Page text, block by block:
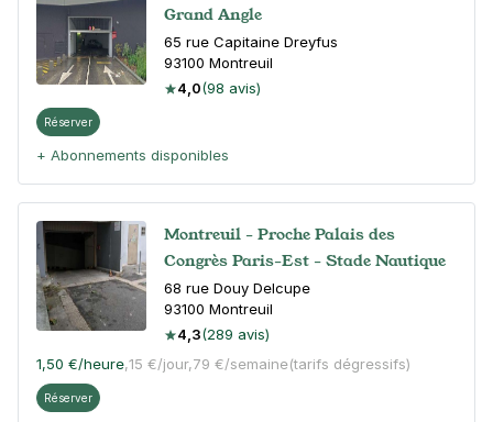
Grand Angle
65 rue Capitaine Dreyfus
93100 Montreuil
4,0(98 avis)
Réserver
+ Abonnements disponibles
Montreuil - Proche Palais des
Congrès Paris-Est - Stade Nautique
68 rue Douy Delcupe
93100 Montreuil
4,3(289 avis)
1,50 €/heure,15 €/jour,79 €/semaine(tarifs dégressifs)
Réserver